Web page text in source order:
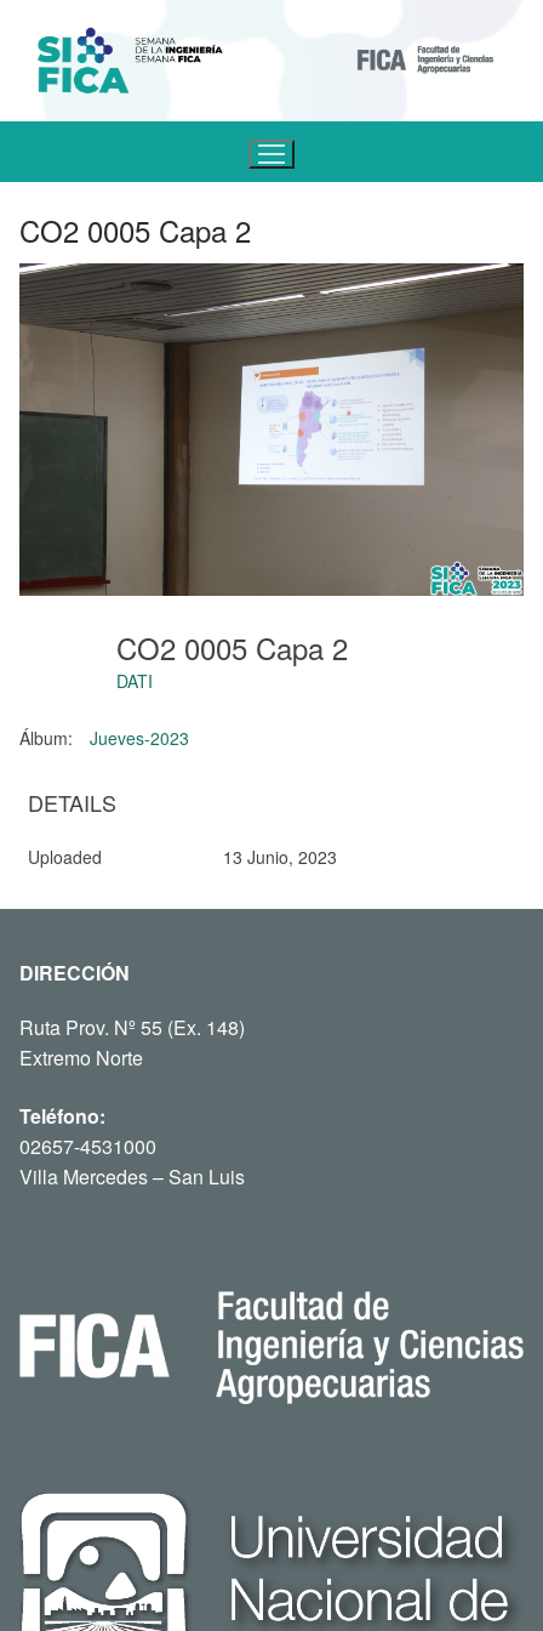
CO2 0005 Capa 2
CO2 0005 Capa 2
DATI
Álbum: Jueves-2023
DETAILS
Uploaded 13 Junio, 2023
DIRECCIÓN
Ruta Prov. Nº 55 (Ex. 148)
Extremo Norte
Teléfono:
02657-4531000
Villa Mercedes – San Luis